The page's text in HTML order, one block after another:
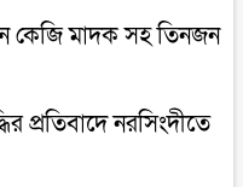
কেজি মাদক সহ তিনজন
প্রতিবাদে নরসিংদীতে